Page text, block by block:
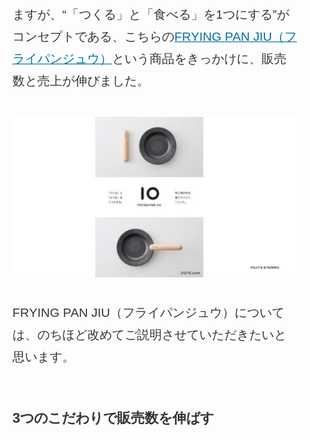
ますが、“「つくる」と「食べる」を1つにする”が
コンセプトである、こちらのFRYING PAN JIU（フ
ライパンジュウ）
という商品をきっかけに、販売
数と売上が伸びました。
FRYING PAN JIU（フライパンジュウ）について
は、のちほど改めてご説明させていただきたいと
思います。
3つのこだわりで販売数を伸ばす